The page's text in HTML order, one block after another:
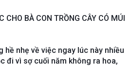
CHO BÀ CON TRỒNG CÂY CÓ MÚI
hề nhẹ về việc ngay lúc này nhiều
đi vì sợ cuối năm không ra hoa,